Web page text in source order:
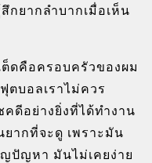
กยากลำบากเมื่อเห็น
ต็ดคือครอบครัวของผม
ตบอลเราไม่ควร
คดีอย่างยิ่งที่ได้ทำงาน
ากที่จะดู เพราะมัน
ปัญหา มันไม่เคยง่าย